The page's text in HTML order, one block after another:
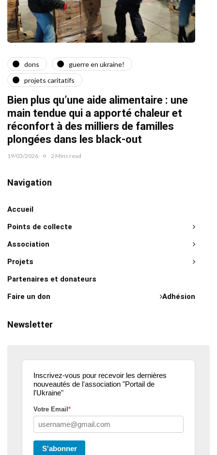
dons
guerre en ukraine!
projets caritatifs
Bien plus qu’une aide alimentaire : une
main tendue qui a apporté chaleur et
réconfort à des milliers de familles
plongées dans les black-out
19/03/2026 2 Mins read
Navigation
Accueil
Points de collecte
Association
Projets
Partenaires et donateurs
Adhésion
Faire un don
Newsletter
Inscrivez-vous pour recevoir les dernières
nouveautés de l'association "Portail de
l'Ukraine"
Votre Email *
S'abonner